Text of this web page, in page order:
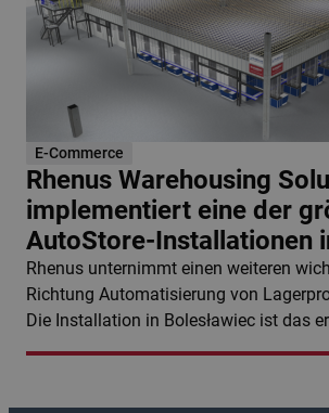
E-Commerce
Rhenus Warehousing
implementiert eine der
AutoStore-Installationen
Rhenus unternimmt einen weiteren
Richtung Automatisierung von
Die Installation in Bolesławiec ist das